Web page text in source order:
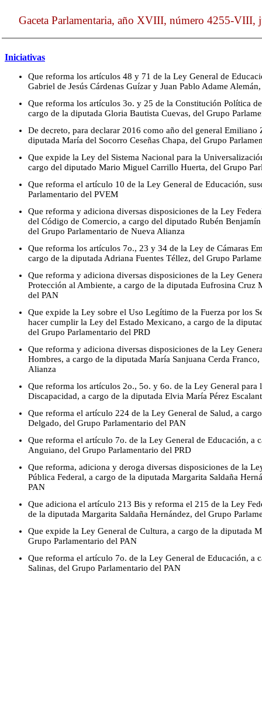
Gaceta Parlamentaria, año XVIII, número 4255-VIII,
Iniciativas
Que reforma los artículos 48 y 71 de la Ley General de
Gabriel de Jesús Cárdenas Guízar y Juan Pablo Adame
Que reforma los artículos 3o. y 25 de la Constitución Política
cargo de la diputada Gloria Bautista Cuevas, del Grupo
De decreto, para declarar 2016 como año del general Emiliano
diputada María del Socorro Ceseñas Chapa, del Grupo
Que expide la Ley del Sistema Nacional para la
cargo del diputado Mario Miguel Carrillo Huerta, del Grupo
Que reforma el artículo 10 de la Ley General de Educación,
Parlamentario del PVEM
Que reforma y adiciona diversas disposiciones de la Ley
del Código de Comercio, a cargo del diputado Rubén
del Grupo Parlamentario de Nueva Alianza
Que reforma los artículos 7o., 23 y 34 de la Ley de Cámaras
cargo de la diputada Adriana Fuentes Téllez, del Grupo
Que reforma y adiciona diversas disposiciones de la Ley
Protección al Ambiente, a cargo de la diputada Eufrosina Cruz
del PAN
Que expide la Ley sobre el Uso Legítimo de la Fuerza por los
hacer cumplir la Ley del Estado Mexicano, a cargo de la
del Grupo Parlamentario del PRD
Que reforma y adiciona diversas disposiciones de la Ley
Hombres, a cargo de la diputada María Sanjuana Cerda
Alianza
Que reforma los artículos 2o., 5o. y 6o. de la Ley General para
Discapacidad, a cargo de la diputada Elvia María Pérez
Que reforma el artículo 224 de la Ley General de Salud, a
Delgado, del Grupo Parlamentario del PAN
Que reforma el artículo 7o. de la Ley General de Educación, a
Anguiano, del Grupo Parlamentario del PRD
Que reforma, adiciona y deroga diversas disposiciones de la
Pública Federal, a cargo de la diputada Margarita Saldaña
PAN
Que adiciona el artículo 213 Bis y reforma el 215 de la Ley
de la diputada Margarita Saldaña Hernández, del Grupo
Que expide la Ley General de Cultura, a cargo de la diputada
Grupo Parlamentario del PAN
Que reforma el artículo 7o. de la Ley General de Educación, a
Salinas, del Grupo Parlamentario del PAN